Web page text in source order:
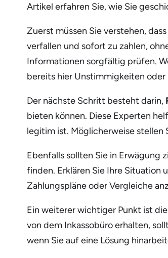
Artikel erfahren Sie, wie Sie
Zuerst müssen Sie verstehen,
verfallen und sofort zu zahlen,
Informationen sorgfältig prüfen.
bereits hier Unstimmigkeiten
Der nächste Schritt besteht darin,
bieten können. Diese Experten
legitim ist. Möglicherweise stellen
Ebenfalls sollten Sie in Erwägung
finden. Erklären Sie Ihre Situation
Zahlungspläne oder Vergleiche
Ein weiterer wichtiger Punkt ist
von dem Inkassobüro erhalten,
wenn Sie auf eine Lösung